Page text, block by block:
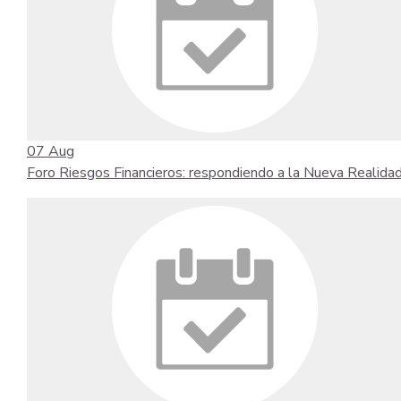
07 Aug
Foro Riesgos Financieros: respondiendo a la Nueva